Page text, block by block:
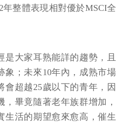
整體表現相對優於MSCI全
是大家耳熟能詳的趨勢，且
象；未來10年內，成熟市場
會超越25歲以下的青年，因
畢竟隨著老年族群增加，
生活的期望愈來愈高，催生